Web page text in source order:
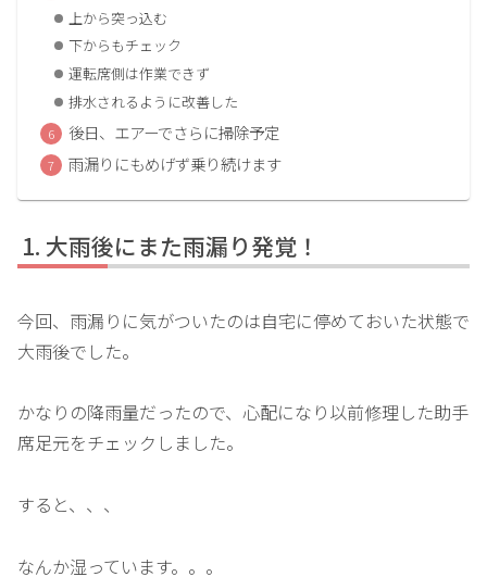
上から突っ込む
下からもチェック
運転席側は作業できず
排水されるように改善した
後日、エアーでさらに掃除予定
雨漏りにもめげず乗り続けます
大雨後にまた雨漏り発覚！
今回、雨漏りに気がついたのは自宅に停めておいた状態で
大雨後でした。
かなりの降雨量だったので、心配になり以前修理した助手
席足元をチェックしました。
すると、、、
なんか湿っています。。。